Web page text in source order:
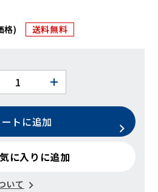
格) 送料無料
トに追加
に入りに追加
いて